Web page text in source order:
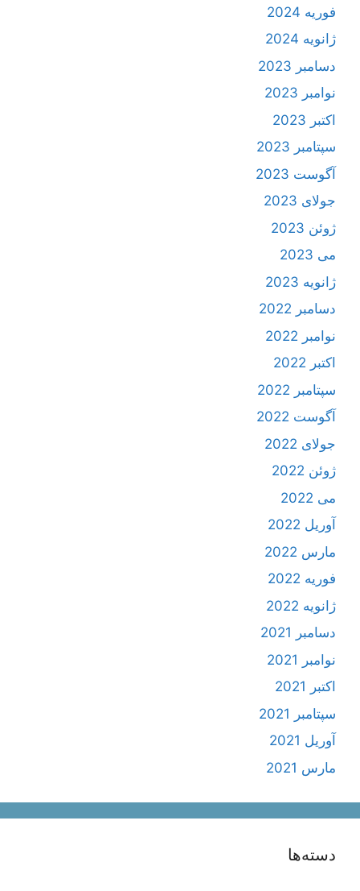
فوریه 2024
ژانویه 2024
دسامبر 2023
نوامبر 2023
اکتبر 2023
سپتامبر 2023
آگوست 2023
جولای 2023
ژوئن 2023
می 2023
ژانویه 2023
دسامبر 2022
نوامبر 2022
اکتبر 2022
سپتامبر 2022
آگوست 2022
جولای 2022
ژوئن 2022
می 2022
آوریل 2022
مارس 2022
فوریه 2022
ژانویه 2022
دسامبر 2021
نوامبر 2021
اکتبر 2021
سپتامبر 2021
آوریل 2021
مارس 2021
دسته‌ها